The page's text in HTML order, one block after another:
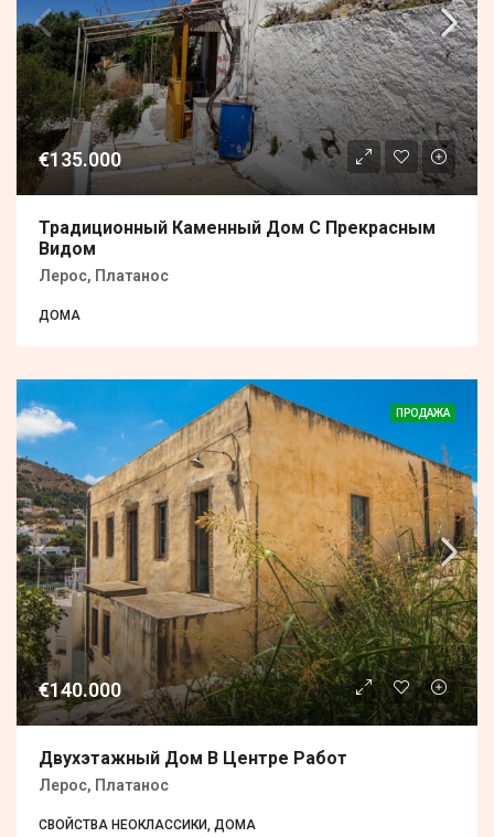
€135.000
Традиционный Каменный Дом С Прекрасным
Видом
Лерос, Платанос
ДОМА
ПРОДАЖА
€140.000
Двухэтажный Дом В Центре Работ
Лерос, Платанос
СВОЙСТВА НЕОКЛАССИКИ, ДОМА